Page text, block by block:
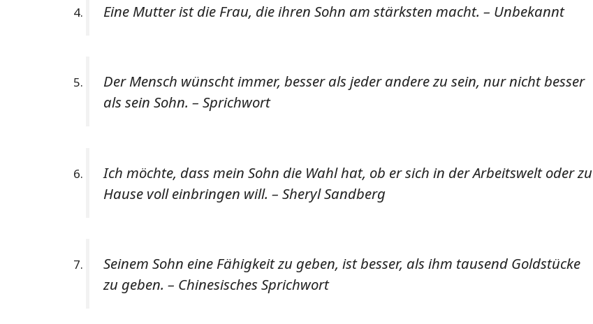
Eine Mutter ist die Frau, die ihren Sohn am stärksten macht. – Unbekannt
Der Mensch wünscht immer, besser als jeder andere zu sein, nur nicht besser
als sein Sohn. – Sprichwort
Ich möchte, dass mein Sohn die Wahl hat, ob er sich in der Arbeitswelt oder zu
Hause voll einbringen will. – Sheryl Sandberg
Seinem Sohn eine Fähigkeit zu geben, ist besser, als ihm tausend Goldstücke
zu geben. – Chinesisches Sprichwort